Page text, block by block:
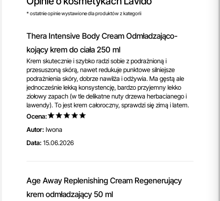
* ostatnie opinie wystawione dla produktów z kategorii
Thera Intensive Body Cream Odmładzająco-
kojący krem do ciała 250 ml
Krem skutecznie i szybko radzi sobie z podrażnioną i
przesuszoną skórą, nawet redukuje punktowe silniejsze
podrażnienia skóry, dobrze nawilża i odżywia. Ma gęstą ale
jednocześnie lekką konsystencję, bardzo przyjemny lekko
ziołowy zapach (w tle delikatne nuty drzewa herbacianego i
lawendy). To jest krem całoroczny, sprawdzi się zimą i latem.
Ocena:
Autor: Iwona
Data: 15.06.2026
Age Away Replenishing Cream Regenerujący
krem odmładzający 50 ml